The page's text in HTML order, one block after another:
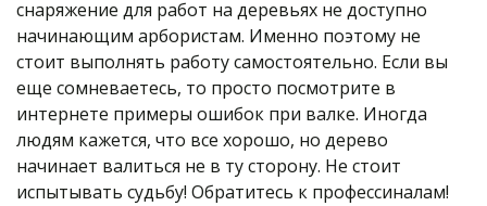
снаряжение для работ на деревьях не доступно
начинающим арбористам. Именно поэтому не
стоит выполнять работу самостоятельно. Если вы
еще сомневаетесь, то просто посмотрите в
интернете примеры ошибок при валке. Иногда
людям кажется, что все хорошо, но дерево
начинает валиться не в ту сторону. Не стоит
испытывать судьбу! Обратитесь к профессиналам!